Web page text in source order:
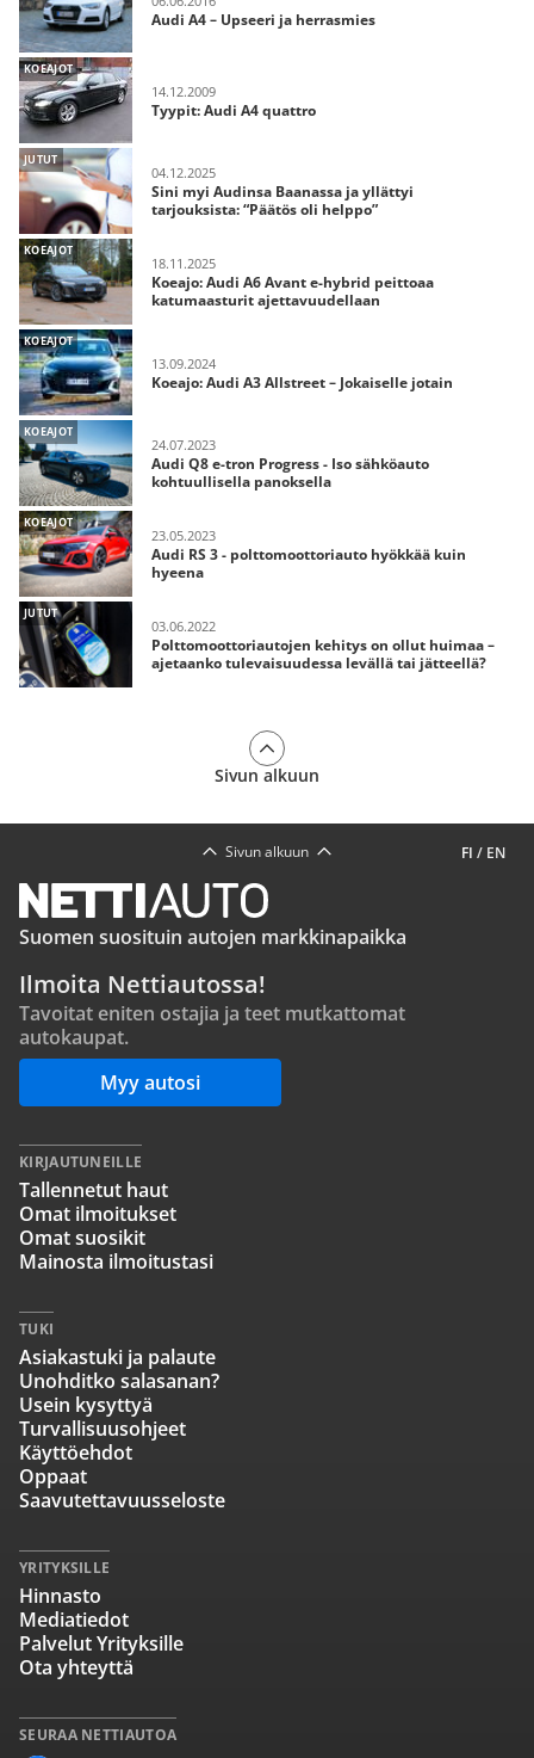
Audi A4 – Upseeri ja herrasmies
KOEAJOT
14.12.2009
Tyypit: Audi A4 quattro
JUTUT
04.12.2025
Sini myi Audinsa Baanassa ja yllättyi
tarjouksista: “Päätös oli helppo”
KOEAJOT
18.11.2025
Koeajo: Audi A6 Avant e-hybrid peittoaa
katumaasturit ajettavuudellaan
KOEAJOT
13.09.2024
Koeajo: Audi A3 Allstreet – Jokaiselle jotain
KOEAJOT
24.07.2023
Audi Q8 e-tron Progress - Iso sähköauto
kohtuullisella panoksella
KOEAJOT
23.05.2023
Audi RS 3 - polttomoottoriauto hyökkää kuin
hyeena
JUTUT
03.06.2022
Polttomoottoriautojen kehitys on ollut huimaa –
ajetaanko tulevaisuudessa levällä tai jätteellä?
Sivun alkuun
FI / EN
Sivun alkuun
Suomen suosituin autojen markkinapaikka
Ilmoita Nettiautossa!
Tavoitat eniten ostajia ja teet mutkattomat
autokaupat.
Myy autosi
SEURAA NETTIAUTOA
KIRJAUTUNEILLE
Tallennetut haut
Omat ilmoitukset
Omat suosikit
Mainosta ilmoitustasi
TUKI
Asiakastuki ja palaute
Unohditko salasanan?
Usein kysyttyä
Turvallisuusohjeet
Käyttöehdot
Oppaat
Saavutettavuusseloste
YRITYKSILLE
Hinnasto
Mediatiedot
Palvelut Yrityksille
Ota yhteyttä